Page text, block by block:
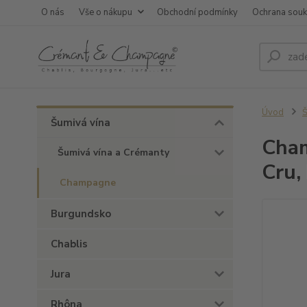
O nás Vše o nákupu Obchodní podmínky Ochrana
Šumivá vína
Šumivá vína a Crémanty
Champagne
Burgundsko
Chablis
Jura
Rhôna
Úvod